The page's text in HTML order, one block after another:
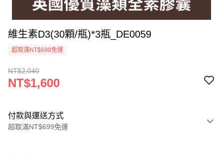
維生素D3(30顆/瓶)*3瓶_DE0059
超取滿NT$699免運
NT$2,040
NT$1,600
付款與運送方式
超取滿NT$699免運